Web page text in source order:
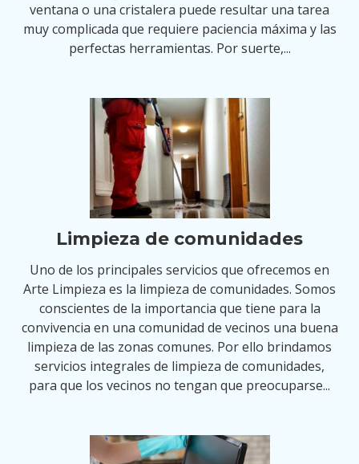
ventana o una cristalera puede resultar una tarea
muy complicada que requiere paciencia máxima y las
perfectas herramientas. Por suerte,...
Limpieza de comunidades
Uno de los principales servicios que ofrecemos en
Arte Limpieza es la limpieza de comunidades. Somos
conscientes de la importancia que tiene para la
convivencia en una comunidad de vecinos una buena
limpieza de las zonas comunes. Por ello brindamos
servicios integrales de limpieza de comunidades,
para que los vecinos no tengan que preocuparse...